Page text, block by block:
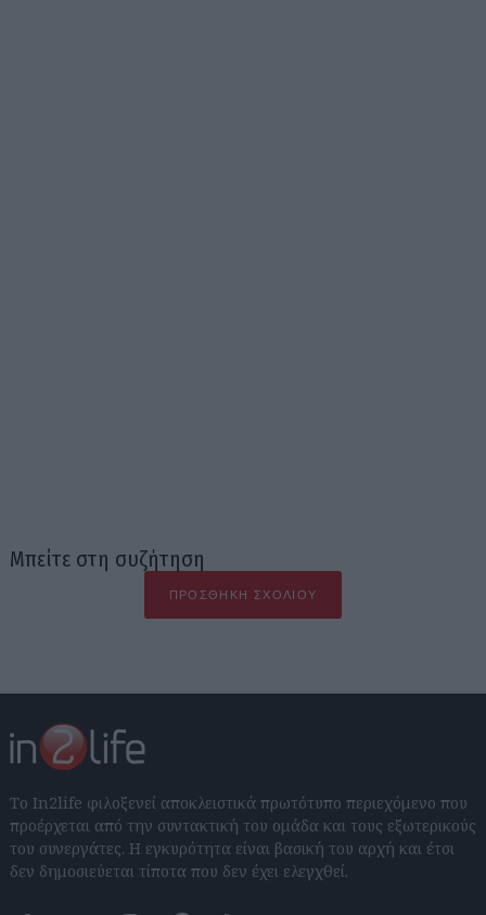
Μπείτε στη συζήτηση
ΠΡΟΣΘΉΚΗ ΣΧΟΛΊΟΥ
Το In2life φιλοξενεί αποκλειστικά πρωτότυπο περιεχόμενο που
προέρχεται από την συντακτική του ομάδα και τους εξωτερικούς
του συνεργάτες. Η εγκυρότητα είναι βασική του αρχή και έτσι
δεν δημοσιεύεται τίποτα που δεν έχει ελεγχθεί.